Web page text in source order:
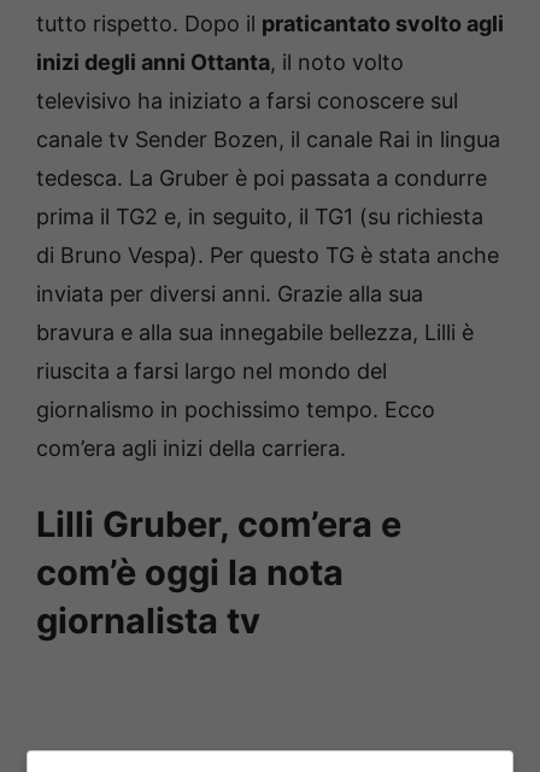
tutto rispetto. Dopo il praticantato svolto agli
inizi degli anni Ottanta, il noto volto
televisivo ha iniziato a farsi conoscere sul
canale tv Sender Bozen, il canale Rai in lingua
tedesca. La Gruber è poi passata a condurre
prima il TG2 e, in seguito, il TG1 (su richiesta
di Bruno Vespa). Per questo TG è stata anche
inviata per diversi anni. Grazie alla sua
bravura e alla sua innegabile bellezza, Lilli è
riuscita a farsi largo nel mondo del
giornalismo in pochissimo tempo. Ecco
com’era agli inizi della carriera.
Lilli Gruber, com’era e
com’è oggi la nota
giornalista tv